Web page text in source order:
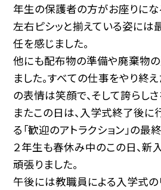
年生の保護者の方がお座りに
左右ピシッと揃えている姿には
任を感じました。
他にも配布物の準備や廃棄物
ました。すべての仕事をやり終
の表情は笑顔で、そして誇らしさ
またこの日は、入学式終了後に
る「歓迎のアトラクション」の最
２年生も春休み中のこの日、新
頑張りました。
午後には教職員による入学式